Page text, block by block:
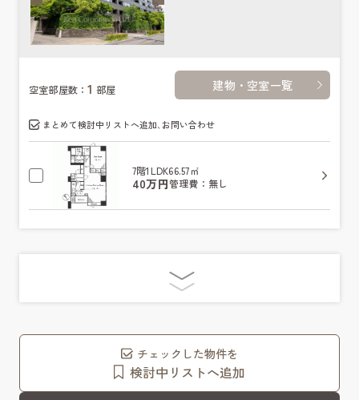
空室部屋数：1 部屋 建物・空室一覧
まとめて検討中リストへ追加､お問い合わせ
7階1LDK66.57㎡
40万円管理費：無し
チェックした物件を
検討中リストへ追加